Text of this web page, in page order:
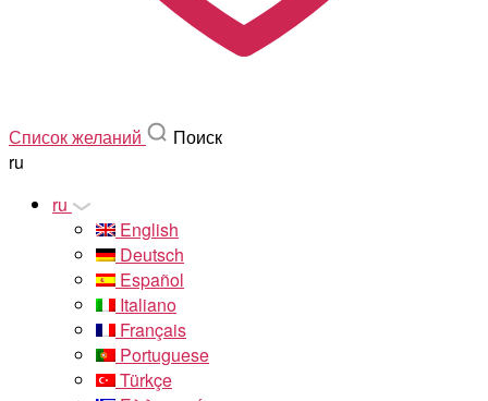
Список желаний
Поиск
ru
ru
English
Deutsch
Español
Italiano
Français
Portuguese
Türkçe